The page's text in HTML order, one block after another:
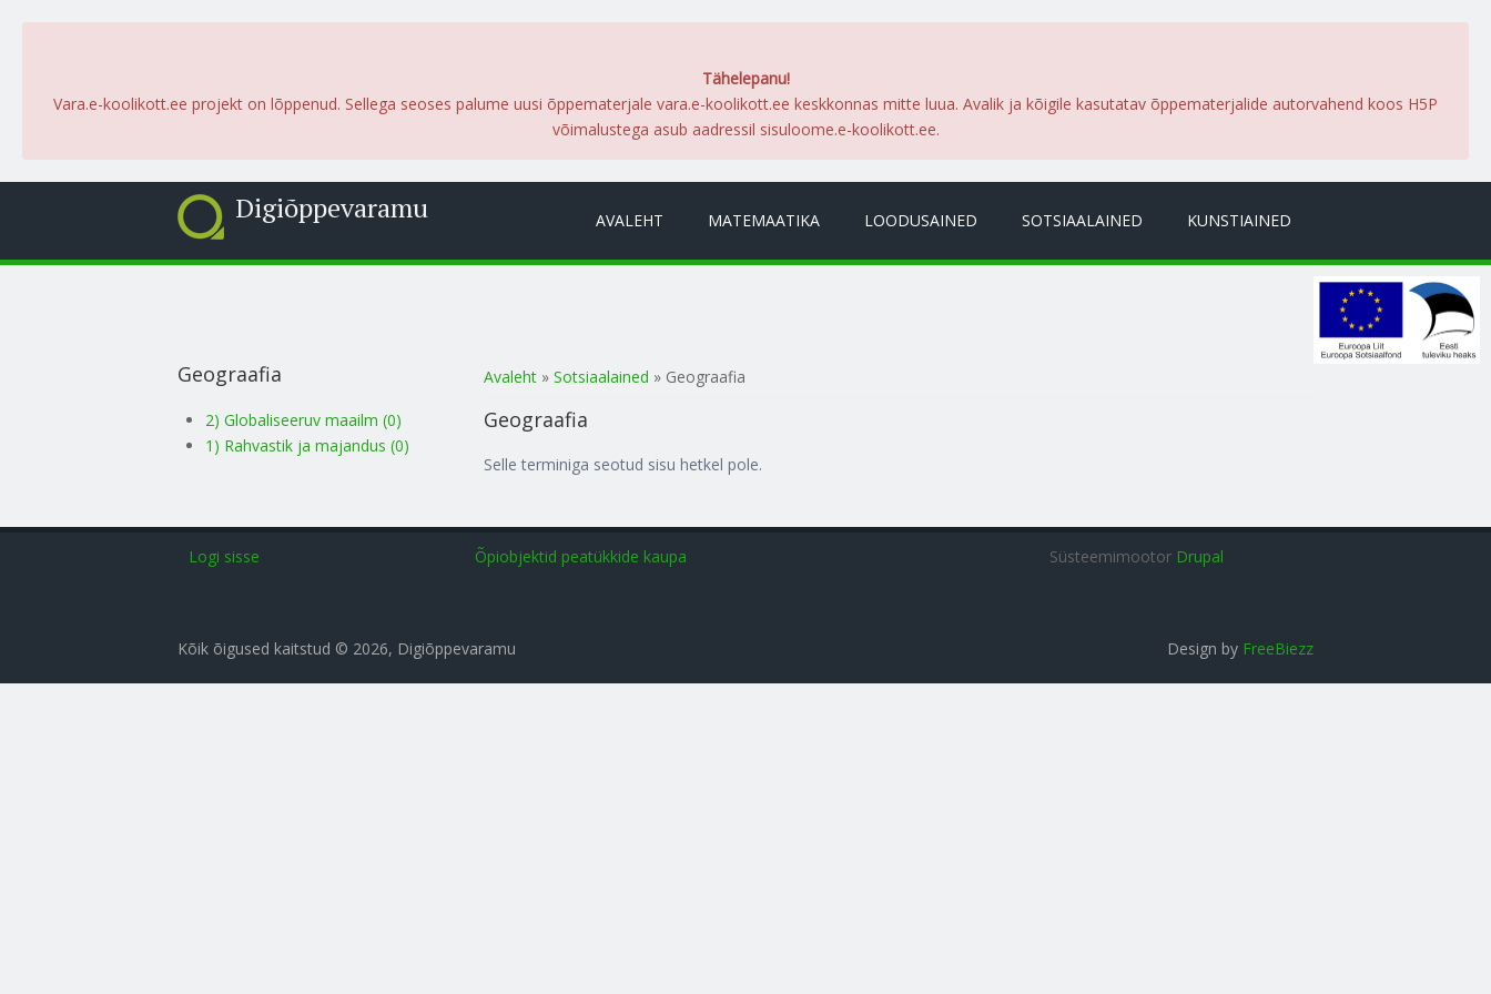
Tähelepanu!
Vara.e-koolikott.ee projekt on lõppenud. Sellega seoses palume uusi õppematerjale vara.e-koolikott.ee keskkonnas mitte luua. Avalik ja kõigile kasutatav õppematerjalide autorvahend koos H5P
võimalustega asub aadressil sisuloome.e-koolikott.ee.
Digiõppevaramu AVALEHT MATEMAATIKA LOODUSAINED SOTSIAALAINED KUNSTIAINED
Sa oled siin
Avaleht »Sotsiaalained » Geograafia
Geograafia
Selle terminiga seotud sisu hetkel pole.
Geograafia
2) Globaliseeruv maailm (0)
1) Rahvastik ja majandus (0)
Logi sisse Õpiobjektid peatükkide kaupa Süsteemimootor Drupal
Kõik õigused kaitstud © 2026, Digiõppevaramu Design by FreeBiezz